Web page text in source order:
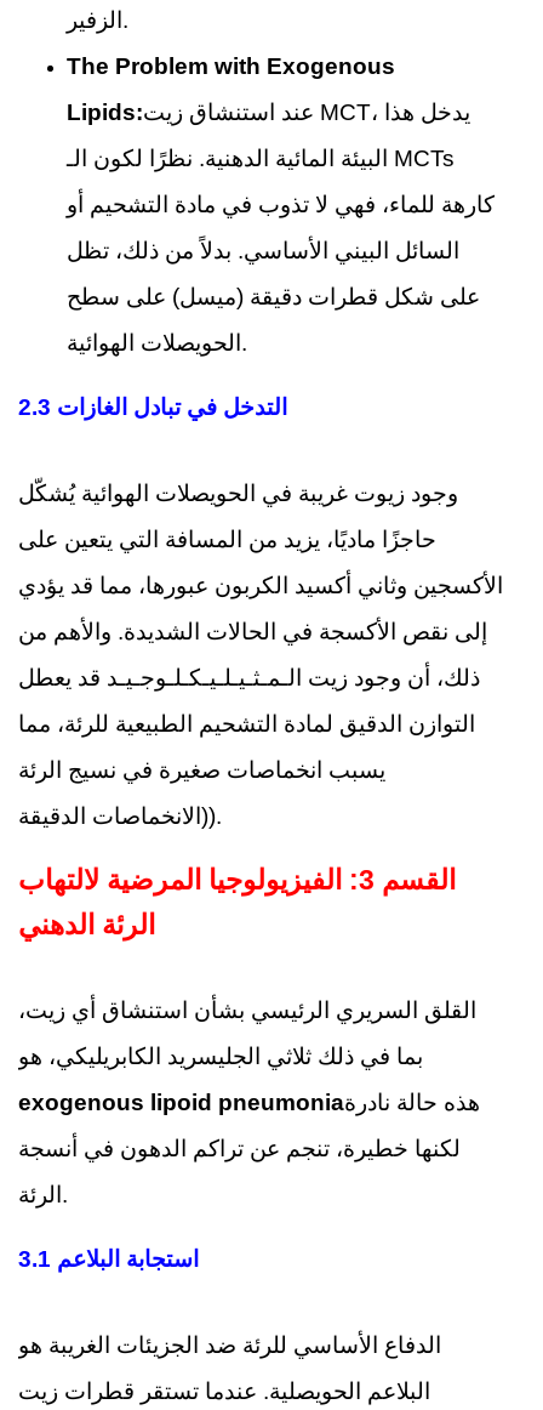
الزفير.
The Problem with Exogenous
Lipids:عند استنشاق زيت MCT، يدخل هذا
البيئة المائية الدهنية. نظرًا لكون الـ MCTs
كارهة للماء، فهي لا تذوب في مادة التشحيم أو
السائل البيني الأساسي. بدلاً من ذلك، تظل
على شكل قطرات دقيقة (ميسل) على سطح
الحويصلات الهوائية.
2.3 التدخل في تبادل الغازات
وجود زيوت غريبة في الحويصلات الهوائية يُشكّل
حاجزًا ماديًا، يزيد من المسافة التي يتعين على
الأكسجين وثاني أكسيد الكربون عبورها، مما قد يؤدي
إلى نقص الأكسجة في الحالات الشديدة. والأهم من
ذلك، أن وجود زيت الـمـثـيـلـيـكـلـوجـيـد قد يعطل
التوازن الدقيق لمادة التشحيم الطبيعية للرئة، مما
يسبب انخماصات صغيرة في نسيج الرئة
(الانخماصات الدقيقة).
القسم 3: الفيزيولوجيا المرضية لالتهاب
الرئة الدهني
القلق السريري الرئيسي بشأن استنشاق أي زيت،
بما في ذلك ثلاثي الجليسريد الكابريليكي، هو
exogenous lipoid pneumoniaهذه حالة نادرة
لكنها خطيرة، تنجم عن تراكم الدهون في أنسجة
الرئة.
3.1 استجابة البلاعم
الدفاع الأساسي للرئة ضد الجزيئات الغريبة هو
البلاعم الحويصلية. عندما تستقر قطرات زيت